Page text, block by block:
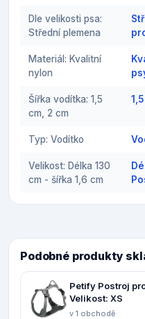
Dle velikosti psa:
Střední plemena
Materiál: Kvalitní
nylon
Šířka vodítka: 1,5
cm, 2 cm
Typ: Vodítko
Velikost: Délka 130
cm - šířka 1,6 cm
Podobné produkty
Petify Postroj
Velikost: XS
v 1 obchodě